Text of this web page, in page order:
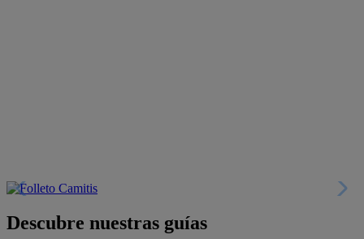
Descubre nuestras guías